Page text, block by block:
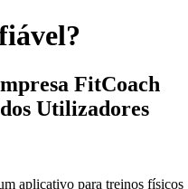
FitCoach
Utilizadores
aplicativo para treinos físicos